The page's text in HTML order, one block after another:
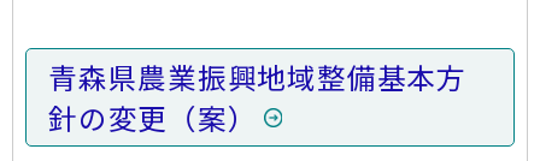
青森県農業振興地域整備基本方
針の変更（案）